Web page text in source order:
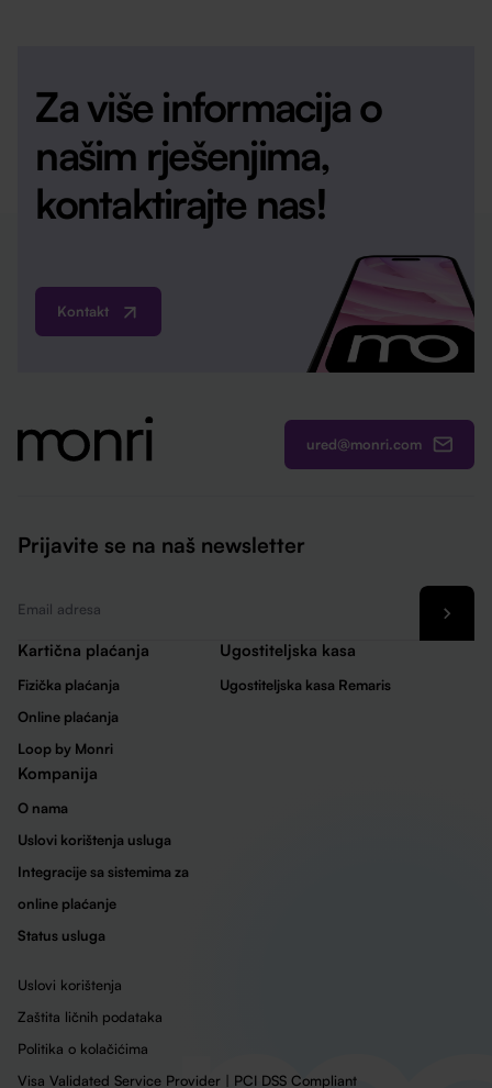
Za više informacija o
našim rješenjima,
kontaktirajte nas!
Kontakt
ured@monri.com
Prijavite se na naš newsletter
Kartična plaćanja
Fizička plaćanja
Online plaćanja
Loop by Monri
Ugostiteljska kasa
Ugostiteljska kasa Remaris
Kompanija
O nama
Uslovi korištenja usluga
Integracije sa sistemima za
online plaćanje
Status usluga
Uslovi korištenja
Zaštita ličnih podataka
Politika o kolačićima
Visa Validated Service Provider | PCI DSS Compliant